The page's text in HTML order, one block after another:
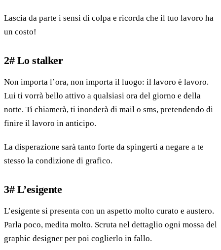
Lascia da parte i sensi di colpa e ricorda che il tuo lavoro ha
un costo!
2# Lo stalker
Non importa l’ora, non importa il luogo: il lavoro è lavoro.
Lui ti vorrà bello attivo a qualsiasi ora del giorno e della
notte. Ti chiamerà, ti inonderà di mail o sms, pretendendo di
finire il lavoro in anticipo.
La disperazione sarà tanto forte da spingerti a negare a te
stesso la condizione di grafico.
3# L’esigente
L’esigente si presenta con un aspetto molto curato e austero.
Parla poco, medita molto. Scruta nel dettaglio ogni mossa del
graphic designer per poi coglierlo in fallo.